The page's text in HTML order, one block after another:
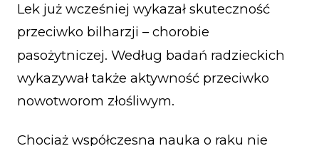
Lek już wcześniej wykazał skuteczność
przeciwko bilharzji – chorobie
pasożytniczej. Według badań radzieckich
wykazywał także aktywność przeciwko
nowotworom złośliwym.
Chociaż współczesna nauka o raku nie